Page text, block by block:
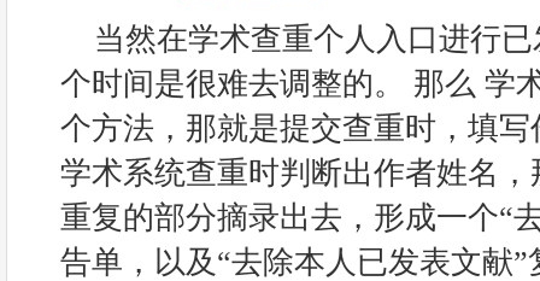
当然在学术查重个人入口进行
个时间是很难去调整的。 那么 学
个方法，那就是提交查重时，填
学术系统查重时判断出作者姓名
重复的部分摘录出去，形成一个“
告单，以及“去除本人已发表文献